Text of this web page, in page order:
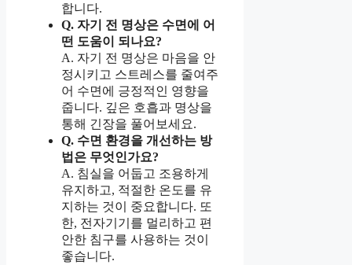
합니다.
Q. 자기 전 명상은 수면에 어
떤 도움이 되나요?
A. 자기 전 명상은 마음을 안
정시키고 스트레스를 줄여주
어 수면에 긍정적인 영향을
줍니다. 깊은 호흡과 명상을
통해 긴장을 풀어보세요.
Q. 수면 환경을 개선하는 방
법은 무엇인가요?
A. 침실을 어둡고 조용하게
유지하고, 적절한 온도를 유
지하는 것이 중요합니다. 또
한, 전자기기를 멀리하고 편
안한 침구를 사용하는 것이
좋습니다.